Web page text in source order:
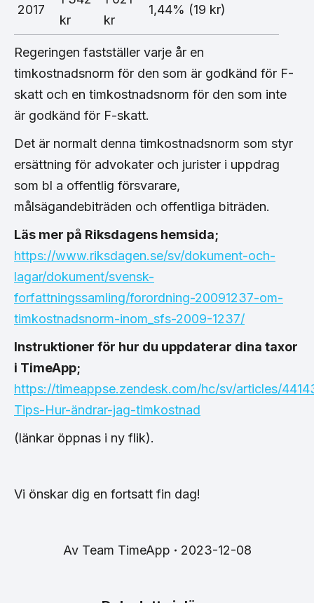
2017
kr
kr
1,44% (19 kr)
Regeringen fastställer varje år en
timkostnadsnorm för den som är godkänd för F-
skatt och en timkostnadsnorm för den som inte
är godkänd för F-skatt.
Det är normalt denna timkostnadsnorm som styr
ersättning för advokater och jurister i uppdrag
som bl a offentlig försvarare,
målsägandebiträden och offentliga biträden.
Läs mer på Riksdagens hemsida;
https://www.riksdagen.se/sv/dokument-och-
lagar/dokument/svensk-
forfattningssamling/forordning-20091237-om-
timkostnadsnorm-inom_sfs-2009-1237/
Instruktioner för hur du uppdaterar dina taxor
i TimeApp;
https://timeappse.zendesk.com/hc/sv/articles/
Tips-Hur-ändrar-jag-timkostnad
(länkar öppnas i ny flik).
Vi önskar dig en fortsatt fin dag!
Av Team TimeApp 2023-12-08